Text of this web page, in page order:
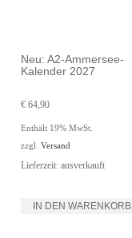
Neu: A2-Ammersee-
Kalender 2027
€ 64,90
Enthält 19% MwSt.
zzgl.Versand
Lieferzeit: ausverkauft
IN DEN WARENKORB